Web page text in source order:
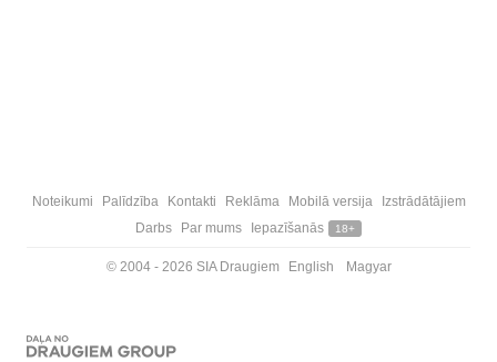
Noteikumi Palīdzība Kontakti Reklāma Mobilā versija
Izstrādātājiem
Darbs
Par mums Iepazīšanās 18+
© 2004 - 2026 SIA Draugiem English Magyar